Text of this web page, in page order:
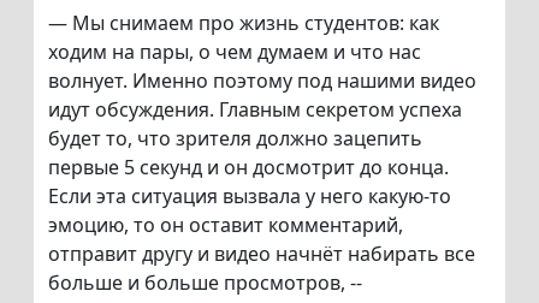
— Мы снимаем про жизнь студентов: как
ходим на пары, о чем думаем и что нас
волнует. Именно поэтому под нашими видео
идут обсуждения. Главным секретом успеха
будет то, что зрителя должно зацепить
первые 5 секунд и он досмотрит до конца.
Если эта ситуация вызвала у него какую-то
эмоцию, то он оставит комментарий,
отправит другу и видео начнёт набирать все
больше и больше просмотров, --